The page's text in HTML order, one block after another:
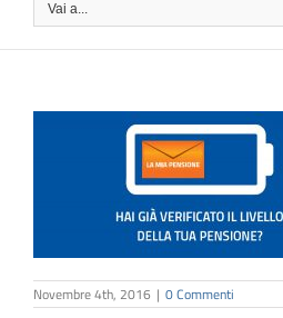
Vai a...
Novembre 4th, 2016 | 0 Commenti